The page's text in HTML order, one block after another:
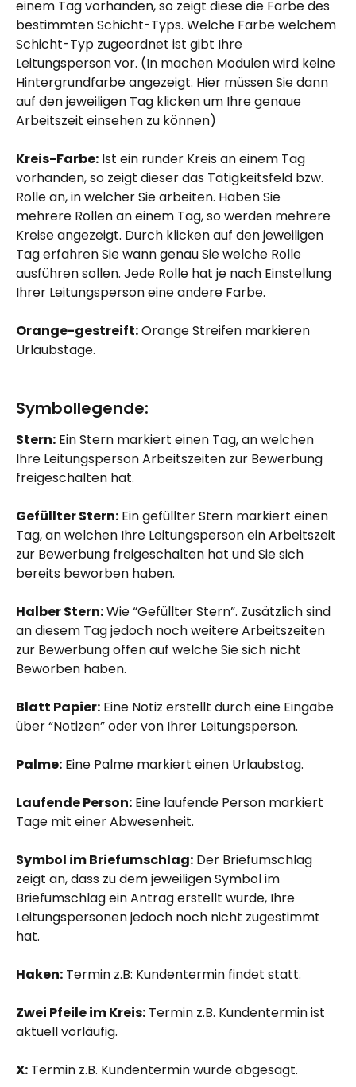
einem Tag vorhanden, so zeigt diese die Farbe des
bestimmten Schicht-Typs. Welche Farbe welchem
Schicht-Typ zugeordnet ist gibt Ihre
Leitungsperson vor. (In machen Modulen wird keine
Hintergrundfarbe angezeigt. Hier müssen Sie dann
auf den jeweiligen Tag klicken um Ihre genaue
Arbeitszeit einsehen zu können)
Kreis-Farbe: Ist ein runder Kreis an einem Tag
vorhanden, so zeigt dieser das Tätigkeitsfeld bzw.
Rolle an, in welcher Sie arbeiten. Haben Sie
mehrere Rollen an einem Tag, so werden mehrere
Kreise angezeigt. Durch klicken auf den jeweiligen
Tag erfahren Sie wann genau Sie welche Rolle
ausführen sollen. Jede Rolle hat je nach Einstellung
Ihrer Leitungsperson eine andere Farbe.
Orange-gestreift: Orange Streifen markieren
Urlaubstage.
Symbollegende:
Stern: Ein Stern markiert einen Tag, an welchen
Ihre Leitungsperson Arbeitszeiten zur Bewerbung
freigeschalten hat.
Gefüllter Stern: Ein gefüllter Stern markiert einen
Tag, an welchen Ihre Leitungsperson ein Arbeitszeit
zur Bewerbung freigeschalten hat und Sie sich
bereits beworben haben.
Halber Stern: Wie “Gefüllter Stern”. Zusätzlich sind
an diesem Tag jedoch noch weitere Arbeitszeiten
zur Bewerbung offen auf welche Sie sich nicht
Beworben haben.
Blatt Papier: Eine Notiz erstellt durch eine Eingabe
über “Notizen” oder von Ihrer Leitungsperson.
Palme: Eine Palme markiert einen Urlaubstag.
Laufende Person: Eine laufende Person markiert
Tage mit einer Abwesenheit.
Symbol im Briefumschlag: Der Briefumschlag
zeigt an, dass zu dem jeweiligen Symbol im
Briefumschlag ein Antrag erstellt wurde, Ihre
Leitungspersonen jedoch noch nicht zugestimmt
hat.
Haken: Termin z.B: Kundentermin findet statt.
Zwei Pfeile im Kreis: Termin z.B. Kundentermin ist
aktuell vorläufig.
X: Termin z.B. Kundentermin wurde abgesagt.